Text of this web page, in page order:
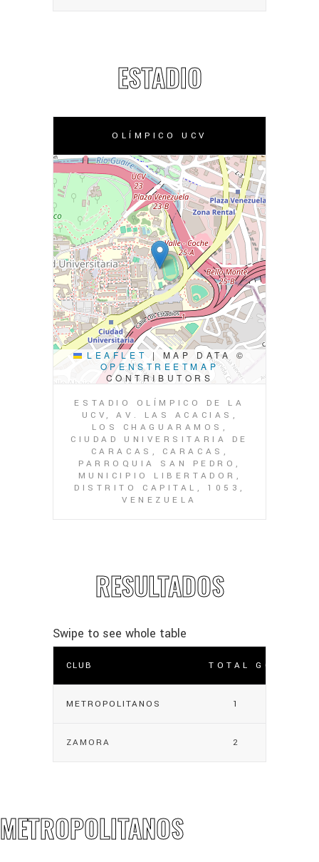
ESTADIO
OLÍMPICO UCV
LEAFLET |
MAP DATA ©
OPENSTREETMAP
CONTRIBUTORS
ESTADIO OLÍMPICO DE LA
UCV, AV. LAS ACACIAS,
LOS CHAGUARAMOS,
CIUDAD UNIVERSITARIA DE
CARACAS, CARACAS,
PARROQUIA SAN PEDRO,
MUNICIPIO LIBERTADOR,
DISTRITO CAPITAL, 1053,
VENEZUELA
RESULTADOS
CLUB TOTAL GOLES
METROPOLITANOS 1
ZAMORA 2
METROPOLITANOS